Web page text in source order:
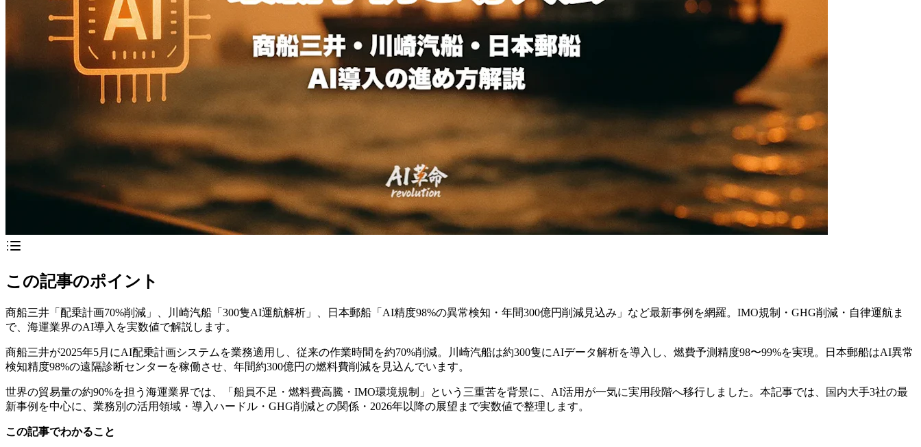
この記事のポイント
商船三井「配乗計画70%削減」、川崎汽船「300隻AI運航解析」、日本郵船「AI精度98%の異常検知・年間300億円削減見込み」など最新事例を網羅。IMO規制・GHG削減・自律運航ま
で、海運業界のAI導入を実数値で解説します。
商船三井が2025年5月にAI配乗計画システムを業務適用し、従来の作業時間を約70%削減。川崎汽船は約300隻にAIデータ解析を導入し、燃費予測精度98〜99%を実現。日本郵船はAI異常
検知精度98%の遠隔診断センターを稼働させ、年間約300億円の燃料費削減を見込んでいます。
世界の貿易量の約90%を担う海運業界では、「船員不足・燃料費高騰・IMO環境規制」という三重苦を背景に、AI活用が一気に実用段階へ移行しました。本記事では、国内大手3社の最
新事例を中心に、業務別の活用領域・導入ハードル・GHG削減との関係・2026年以降の展望まで実数値で整理します。
この記事でわかること